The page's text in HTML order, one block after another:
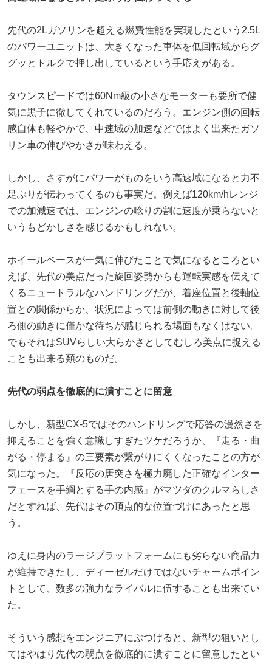
先代の2Lガソリンを超える燃費性能を実現したという2.5L
のパワーユニットは、大きくなった車体を低回転域からグ
グッとトルクで押し出しているという手応えがある。
タウンスピードでは60Nm級の小さなモーターも要所で健
気に黒子に徹してくれているのだろう。エンジン側の回転
感自体も軽やかで、中速域の加速などではよく出来たガソ
リン車の伸びやかさが味わえる。
しかし、さすがにパワーがものをいう高速域になると力不
足ぶりが伝わってくるのも事実だ。例えば120km/hレンジ
での加減速では、エンジンの唸りの割に速度が乗らないと
いうもどかしさを感じるかもしれない。
ホイールベースが一気に伸びたことで気になるところとい
えば、先代の美点だった旋回姿勢からも運転実感を伝えて
くるニュートラルなハンドリングだが、着座位置と後軸位
置との関係からか、状況によっては前側の動きに対して後
ろ側の動きに僅かな待ちが感じられる場面もなくはない。
でもそれはSUVらしい大らかさとしてむしろ美点に捉える
ことも出来る類のものだ。
先代の弱点を徹底的に潰すことに留意
しかし、新型CX-5ではそのハンドリングで応答の漫然さを
抑えることを強く意識しすぎたツケだろうか、『走る・曲
がる・停まる』の三要素が繋がりにくくなったことの方が
気になった。『反応の唐突さを極力廃した正確なインター
フェースを手綱とする手の内感』がマツダのクルマらしさ
だとすれば、先代はその頂点的な位置づけにあったと思
う。
ゆえに身内のラージプラットフォームにも劣らない商品力
が維持できたし、ディーゼルだけではないチャームポイン
トとして、数多の強力なライバルに伍することも出来てい
た。
そういう感想をエンジニアにぶつけると、新型の狙いとし
てはやはり先代の弱点を徹底的に潰すことに留意したとい